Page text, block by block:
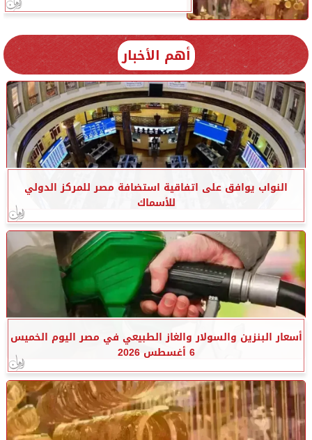
أهم الأخبار
النواب يوافق على اتفاقية استضافة مصر للمركز الدولي
للأسماك
أسعار البنزين والسولار والغاز الطبيعي في مصر اليوم الخميس
6 أغسطس 2026